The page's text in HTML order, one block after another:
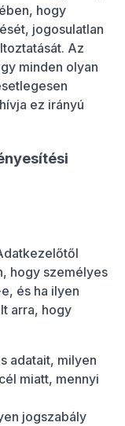
hogy
jogosulatlan
Az
minden olyan
ez irányú
hogy személyes
és ha ilyen
arra, hogy
adatait, milyen
miatt, mennyi
jogszabály